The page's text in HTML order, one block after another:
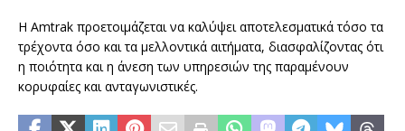
Η Amtrak προετοιμάζεται να καλύψει αποτελεσματικά τόσο τα
τρέχοντα όσο και τα μελλοντικά αιτήματα, διασφαλίζοντας ότι
η ποιότητα και η άνεση των υπηρεσιών της παραμένουν
κορυφαίες και ανταγωνιστικές.